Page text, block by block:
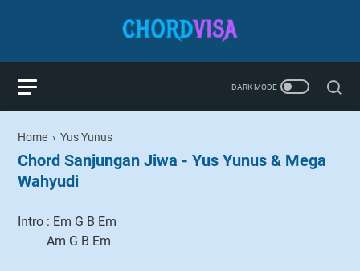
Home › Yus Yunus
Chord Sanjungan Jiwa - Yus Yunus & Mega
Wahyudi
Intro : Em G B Em
Am G B Em